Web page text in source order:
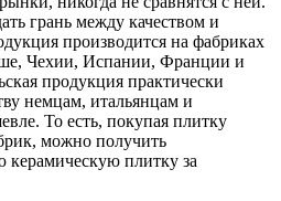
грань между качеством и
производится на фабриках
Чехии, Испании, Франции и
продукция практически
немцам, итальянцам и
То есть, покупая плитку
можно получить
керамическую плитку за